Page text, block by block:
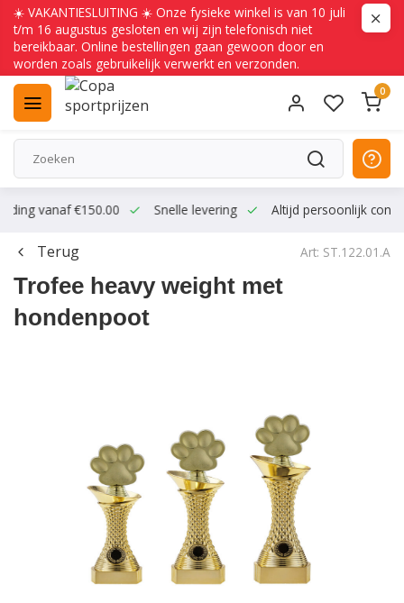
☀️ VAKANTIESLUITING ☀️ Onze fysieke winkel is van 10 juli
t/m 16 augustus gesloten en wij zijn telefonisch niet
bereikbaar. Online bestellingen gaan gewoon door en
worden zoals gebruikelijk verwerkt en verzonden.
0
vanaf €150.00 Snelle levering Altijd persoonlijk
Terug Art: ST.122.01.A
Trofee heavy weight met
hondenpoot